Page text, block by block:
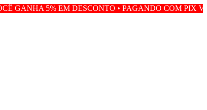
EM DESCONTO • PAGANDO COM PIX VOCÊ GANHA